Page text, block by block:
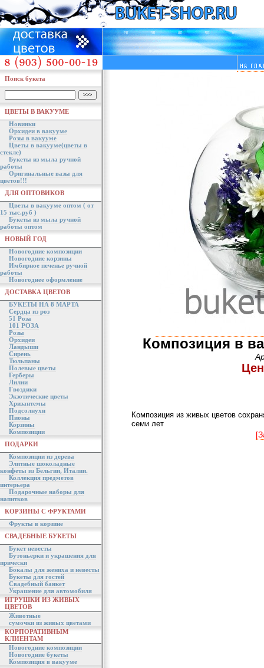
Поиск букета
ЦВЕТЫ В ВАКУУМЕ
Новинки
Орхидеи в вакууме
Розы в вакууме
Цветы в вакууме(цветы в
стекле)
Букеты из мыла ручной
работы
Оригинальные вазы для
цветов!!!
ДЛЯ ОПТОВИКОВ
Цветы в вакууме оптом ( от
15 тыс.руб )
Букеты из мыла ручной
работы оптом
НОВЫЙ ГОД
Новогодние композиции
Новогодние корзины
Имбирное печенье ручной
работы
Новогоднее оформление
ДОСТАВКА ЦВЕТОВ
БУКЕТЫ НА 8 МАРТА
Сердца из роз
51 Роза
101 РОЗА
Розы
Орхидеи
Ландыши
Сирень
Тюльпаны
Полевые цветы
Герберы
Лилии
Гвоздики
Экзотические цветы
Хризантемы
Подсолнухи
Пионы
Корзины
Композиции
ПОДАРКИ
Композиции из дерева
Элитные шоколадные
конфеты из Бельгии, Италии.
Коллекция предметов
интерьера
Подарочные наборы для
напитков
КОРЗИНЫ С ФРУКТАМИ
Фрукты в корзине
СВАДЕБНЫЕ БУКЕТЫ
Букет невесты
Бутоньерки и украшения для
прически
Бокалы для жениха и невесты
Букеты для гостей
Свадебный банкет
Украшение для автомобиля
ИГРУШКИ ИЗ ЖИВЫХ
ЦВЕТОВ
Животные
сумочки из живых цветами
КОРПОРАТИВНЫМ
КЛИЕНТАМ
Новогодние композиции
Новогодние букеты
Композиция в вакууме
Композиция в
Композиция из живых цветов
семи лет